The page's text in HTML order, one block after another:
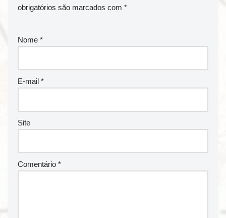
obrigatórios são marcados com *
Nome *
E-mail *
Site
Comentário *